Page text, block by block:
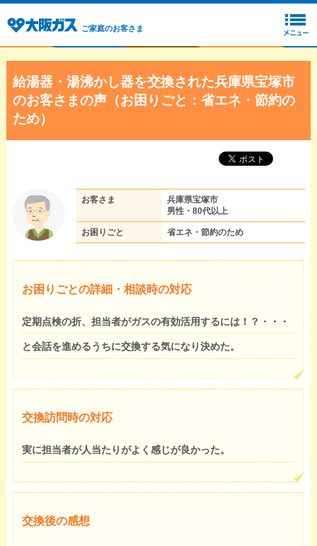
ご家庭のお客さま
給湯器・湯沸かし器を交換された兵庫県宝塚市
のお客さまの声（お困りごと：省エネ・節約の
ため）
お客さま
兵庫県宝塚市
男性・80代以上
お困りごと 省エネ・節約のため
お困りごとの詳細・相談時の対応
定期点検の折、担当者がガスの有効活用するには！？・・・
と会話を進めるうちに交換する気になり決めた。
交換訪問時の対応
実に担当者が人当たりがよく感じが良かった。
交換後の感想